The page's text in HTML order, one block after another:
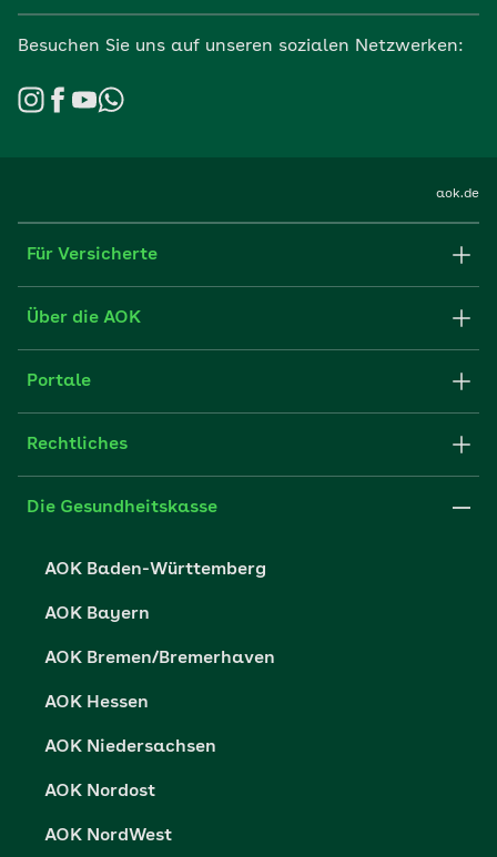
Besuchen Sie uns auf unseren sozialen Netzwerken:
aok.de
Für Versicherte
Formulare und Anträge
FAQ
Über die AOK
Struktur & Verwaltung
Partner der AOK
Portale
Fachportal für Arbeitgeber
Presse- und Politikportal
Vertriebspartner-Service
Rechtliches
Impressum
Die Gesundheitskasse
AOK Baden-Württemberg
AOK Bayern
AOK Bremen/Bremerhaven
AOK Hessen
AOK Niedersachsen
AOK Nordost
AOK NordWest